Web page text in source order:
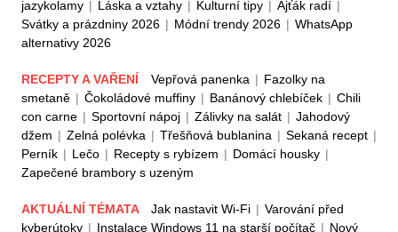
jazykolamy | Láska a vztahy | Kulturní tipy | Ajťák radí |
Svátky a prázdniny 2026 | Módní trendy 2026 | WhatsApp
alternativy 2026
RECEPTY A VAŘENÍ Vepřová panenka | Fazolky na
smetaně | Čokoládové muffiny | Banánový chlebíček | Chili
con carne | Sportovní nápoj | Zálivky na salát | Jahodový
džem | Zelná polévka | Třešňová bublanina | Sekaná recept |
Perník | Lečo | Recepty s rybízem | Domácí housky |
Zapečené brambory s uzeným
AKTUÁLNÍ TÉMATA Jak nastavit Wi-Fi | Varování před
kyberútoky | Instalace Windows 11 na starší počítač | Nový